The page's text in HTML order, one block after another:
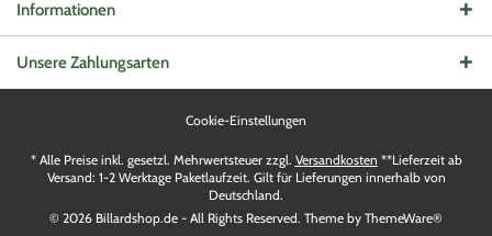
Informationen
Unsere Zahlungsarten
Cookie-Einstellungen
* Alle Preise inkl. gesetzl. Mehrwertsteuer zzgl. Versandkosten **Lieferzeit ab
Versand: 1-2 Werktage Paketlaufzeit. Gilt für Lieferungen innerhalb von
Deutschland.
© 2026 Billardshop.de - All Rights Reserved. Theme by ThemeWare®